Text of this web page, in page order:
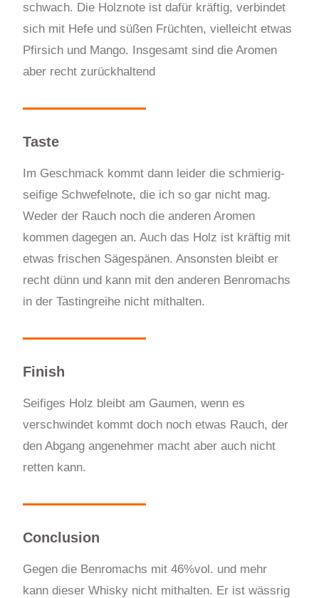
schwach. Die Holznote ist dafür kräftig, verbindet
sich mit Hefe und süßen Früchten, vielleicht etwas
Pfirsich und Mango. Insgesamt sind die Aromen
aber recht zurückhaltend
Taste
Im Geschmack kommt dann leider die schmierig-
seifige Schwefelnote, die ich so gar nicht mag.
Weder der Rauch noch die anderen Aromen
kommen dagegen an. Auch das Holz ist kräftig mit
etwas frischen Sägespänen. Ansonsten bleibt er
recht dünn und kann mit den anderen Benromachs
in der Tastingreihe nicht mithalten.
Finish
Seifiges Holz bleibt am Gaumen, wenn es
verschwindet kommt doch noch etwas Rauch, der
den Abgang angenehmer macht aber auch nicht
retten kann.
Conclusion
Gegen die Benromachs mit 46%vol. und mehr
kann dieser Whisky nicht mithalten. Er ist wässrig